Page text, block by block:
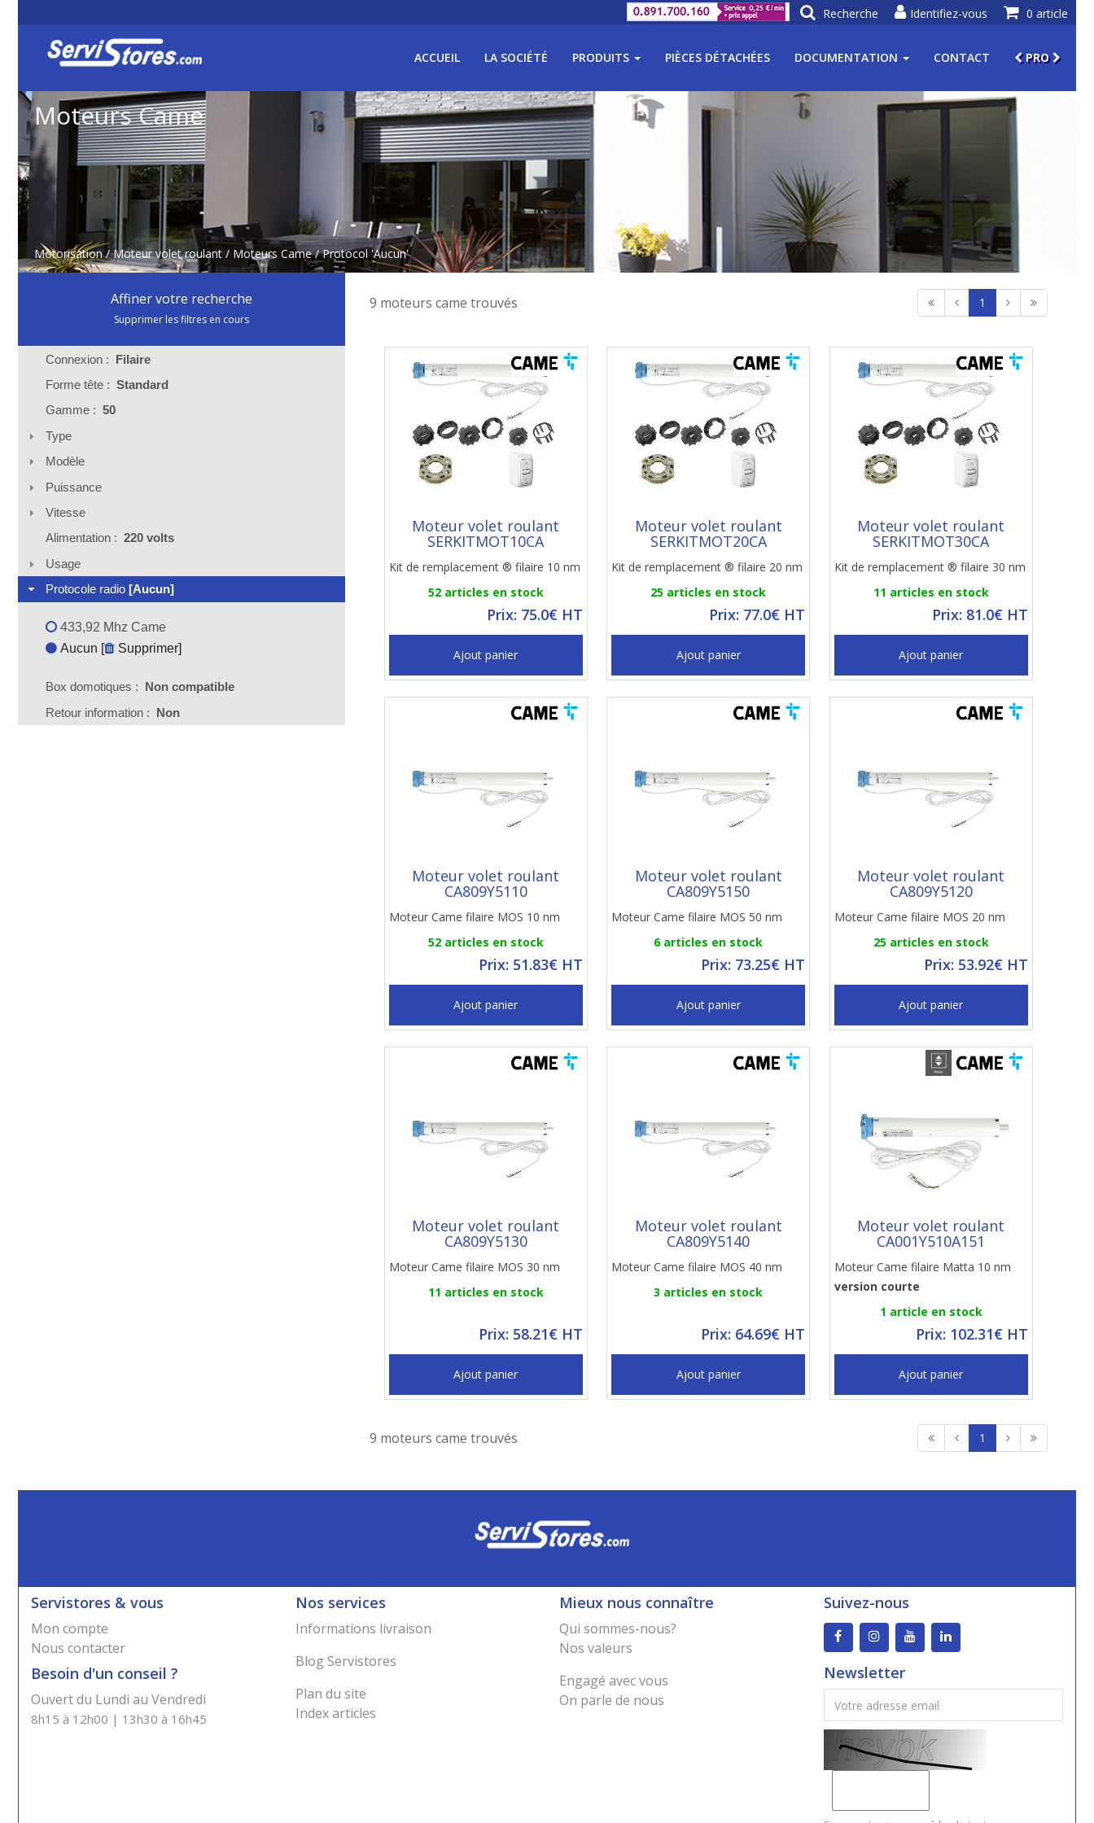
0 article
Identifiez-vous
Recherche
ACCUEIL LA SOCIÉTÉ PRODUITS PIÈCES DÉTACHÉES DOCUMENTATION CONTACT PRO
Moteurs Came
Motorisation /Moteur volet roulant / Moteurs Came / Protocol 'Aucun'
Affiner votre recherche
Supprimer les filtres en cours
Connexion : Filaire
Forme tête : Standard
Gamme : 50
Type
Modèle
Puissance
Vitesse
Alimentation : 220 volts
Usage
Protocole radio [Aucun]
433,92 Mhz Came
Aucun [
Supprimer]
Box domotiques : Non compatible
Retour information : Non
9 moteurs came trouvés 1
Moteur volet roulant
SERKITMOT10CA
Kit de remplacement ® filaire 10 nm
52 articles en stock
Prix: 75.0€ HT
Ajout panier
Moteur volet roulant
SERKITMOT20CA
Kit de remplacement ® filaire 20 nm
25 articles en stock
Prix: 77.0€ HT
Ajout panier
Moteur volet roulant
SERKITMOT30CA
Kit de remplacement ® filaire 30 nm
11 articles en stock
Prix: 81.0€ HT
Ajout panier
Moteur volet roulant
CA809Y5110
Moteur Came filaire MOS 10 nm
52 articles en stock
Prix: 51.83€ HT
Ajout panier
Moteur volet roulant
CA809Y5150
Moteur Came filaire MOS 50 nm
6 articles en stock
Prix: 73.25€ HT
Ajout panier
Moteur volet roulant
CA809Y5120
Moteur Came filaire MOS 20 nm
25 articles en stock
Prix: 53.92€ HT
Ajout panier
Moteur volet roulant
CA809Y5130
Moteur Came filaire MOS 30 nm
11 articles en stock
Prix: 58.21€ HT
Ajout panier
Moteur volet roulant
CA809Y5140
Moteur Came filaire MOS 40 nm
3 articles en stock
Prix: 64.69€ HT
Ajout panier
Moteur volet roulant
CA001Y510A151
Moteur Came filaire Matta 10 nm
version courte
1 article en stock
Prix: 102.31€ HT
Ajout panier
9 moteurs came trouvés 1
Servistores & vous
Mon compte
Nous contacter
Besoin d'un conseil ?
Ouvert du Lundi au Vendredi
8h15 à 12h00 | 13h30 à 16h45
Nos services
Informations livraison
Blog Servistores
Plan du site
Index articles
Mieux nous connaître
Qui sommes-nous?
Nos valeurs
Engagé avec vous
On parle de nous
Suivez-nous
Newsletter